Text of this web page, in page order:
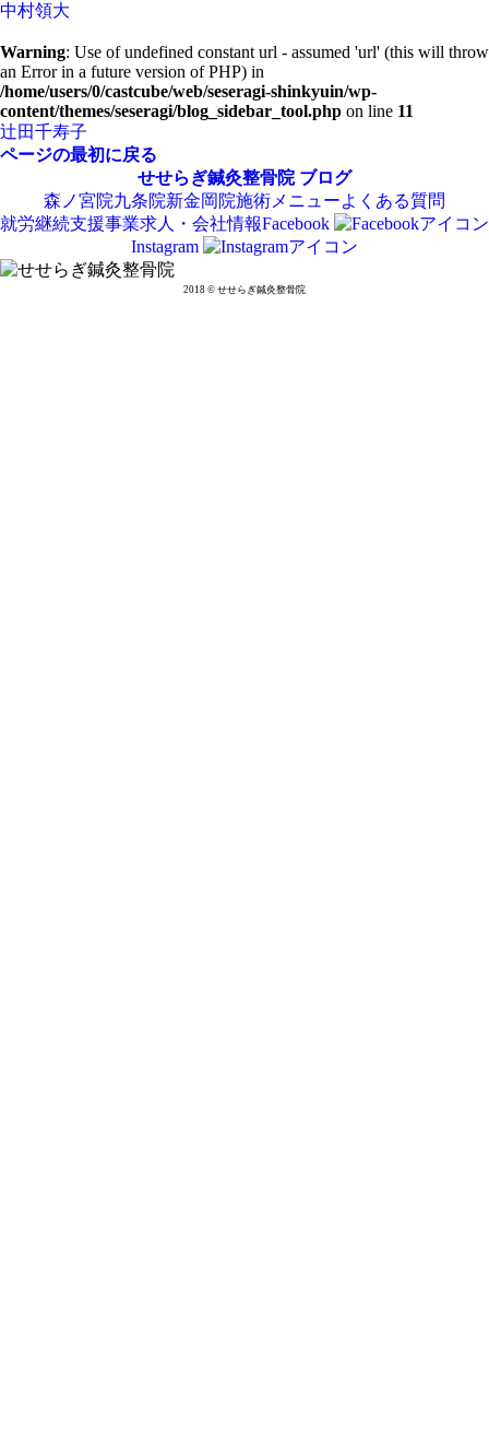
中村領大
Warning: Use of undefined constant url - assumed 'url' (this will throw
an Error in a future version of PHP) in
/home/users/0/castcube/web/seseragi-shinkyuin/wp-
content/themes/seseragi/blog_sidebar_tool.php on line 11
辻田千寿子
ページの最初に戻る
せせらぎ鍼灸整骨院 ブログ
森ノ宮院九条院新金岡院施術メニューよくある質問
就労継続支援事業求人・会社情報Facebook
Instagram
2018 © せせらぎ鍼灸整骨院